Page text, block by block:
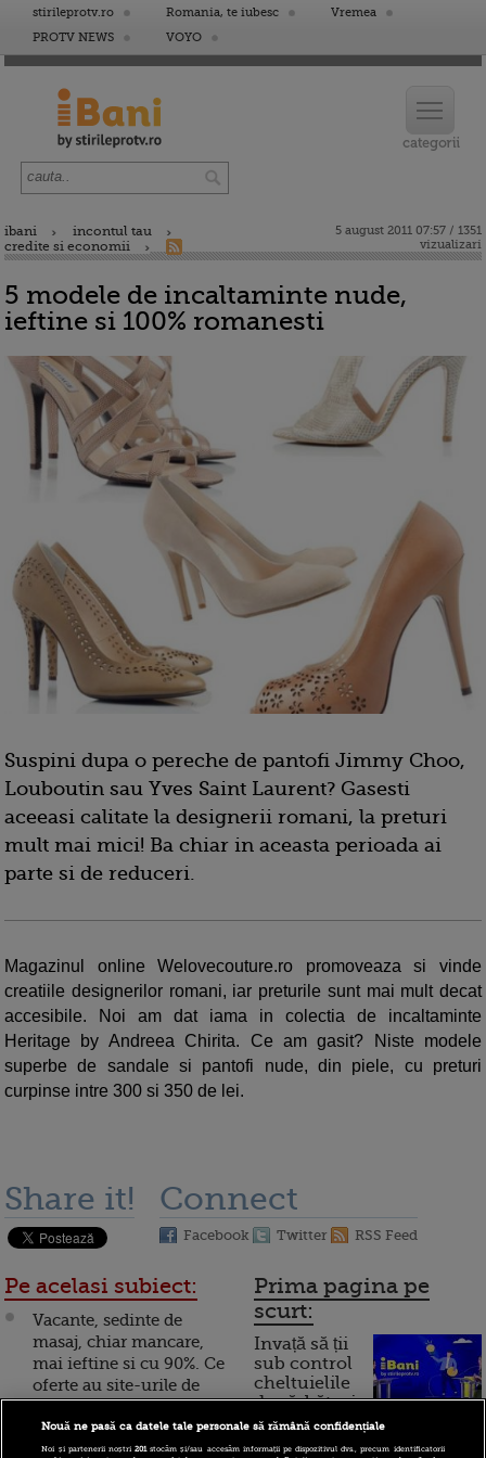
stirileprotv.ro Romania, te iubesc
Vremea
PROTV NEWS
VOYO
ibani
incontul tau
credite si economii
5 august 2011 07:57 / 1351
vizualizari
5 modele de incaltaminte nude,
ieftine si 100% romanesti
Suspini dupa o pereche de pantofi Jimmy Choo,
Louboutin sau Yves Saint Laurent? Gasesti
aceeasi calitate la designerii romani, la preturi
mult mai mici! Ba chiar in aceasta perioada ai
parte si de reduceri.
Magazinul online Welovecouture.ro promoveaza si vinde
creatiile designerilor romani, iar preturile sunt mai mult decat
accesibile. Noi am dat iama in colectia de incaltaminte
Heritage by Andreea Chirita. Ce am gasit? Niste modele
superbe de sandale si pantofi nude, din piele, cu preturi
curpinse intre 300 si 350 de lei.
Share it! Connect
Facebook Twitter RSS Feed
Pe acelasi subiect:
Vacante, sedinte de
masaj, chiar mancare,
mai ieftine si cu 90%. Ce
oferte au site-urile de
Dupa ce se dau in vant
Prima pagina pe
scurt:
Invață să ții
sub control
cheltuielile
de sărbători.
Cum
Nouă ne pasă ca datele tale personale să rămână confidențiale
Noi și partenerii noștri201stocăm și/sau accesăm informații pe dispozitivul dvs., precum identificatorii